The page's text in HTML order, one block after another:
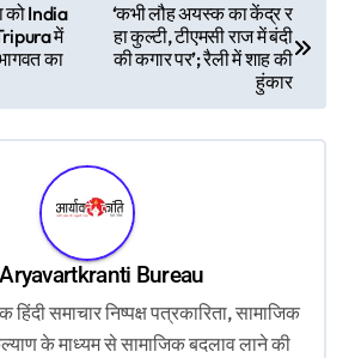
को India
में
का
‘कभी लौह अयस्क का केंद्र र
हा कुल्टी, टीएमसी राज में बंदी
की कगार पर’; रैली में शाह की
हुंकार
Aryavartkranti Bureau
हिंदी समाचार निष्पक्ष पत्रकारिता, सामाजिक
के माध्यम से सामाजिक बदलाव लाने की